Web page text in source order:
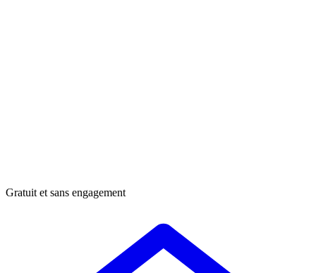
Gratuit et sans engagement